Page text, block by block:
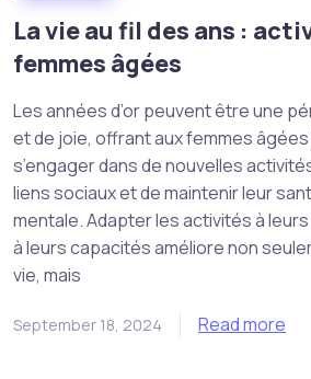
La vie au fil des ans :
femmes âgées
Les années d’or peuvent être une
et de joie, offrant aux femmes
s’engager dans de nouvelles
liens sociaux et de maintenir leur
mentale. Adapter les activités à
à leurs capacités améliore non
vie, mais
September 18, 2024 Read more